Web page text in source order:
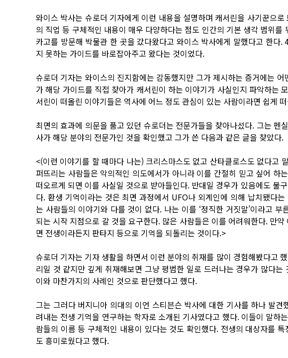
와이스 박사는 슈로더 기자에게 이런 내용을 설명하며 캐서린을 사기꾼으
의 직업 등 구체적인 내용이 매우 다양하다는 점도 인간의 기본 생각 범위
카고를 방문해 박물관 한 곳을 갔다왔다고 와이스 박사에게 말했다고 한다
지 못하는 가이드를 바로잡아주고 왔다는 것이었다.
슈로더 기자는 와이스의 진지함에는 감동했지만 그가 제시하는 증거에는
가 해당 가이드를 직접 찾아가 캐서린이 하는 이야기가 사실인지 파악하는
서린이 떠올린 이야기들은 역사에 어느 정도 관심이 있는 사람이라면 쉽게
최면의 효과에 의문을 품고 있던 슈로더는 전문가들을 찾아나섰다. 그는 펜
사가 해당 분야의 전문가인 것을 확인했고 그가 쓴 다음과 같은 글을 찾았다.
<(이런 이야기를 할 때마다 나는) 크리스마스도 없고 산타클로스도 없다고
퍼뜨리는 사람들은 악의적인 의도에서가 아니라 이를 간절히 믿고 싶어 하
떠오르게 되면 이를 사실일 것으로 받아들인다. 반대일 경우가 있음에도 불
다. 환생 기억이라는 것은 최면 과정에서 UFO나 외계인에 의해 납치됐다
는 사람들의 이야기와 다를 것이 없다. 나는 이를 ‘정직한 거짓말’이라고
되는 시작 지점으로 갈 것을 요구한다. 많은 사람들은 이를 어려워한다. 만
면 전생이라든지 판타지 등으로 기억을 되돌리는 것이다.>
슈로더 기자는 기자 생활을 하면서 이런 분야의 취재를 많이 경험해봤다고
리일 것 같지만 깊게 취재해보면 그냥 평범한 일로 드러나는 경우가 많다
이와 마찬가지의 사례인 것으로 판단했다고 했다.
그는 그러다 버지니아 의대의 이언 스티븐슨 박사에 대한 기사를 하나 발
려내는 전생 기억을 연구하는 학자로 소개된 기사였다고 했다. 이들이 말하
람들의 이름 등 구체적인 내용이 있다는 것도 확인했다. 전생의 대상자를
도 흥미로웠다고 했다.